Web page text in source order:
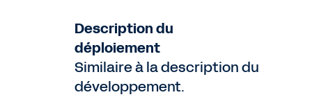
Description du
déploiement
Similaire à la description du
développement.